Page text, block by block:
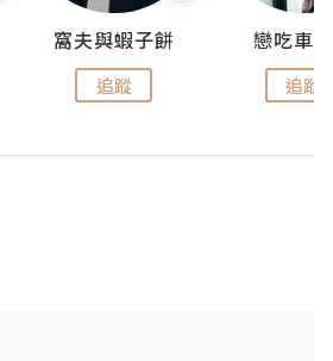
窩夫與蝦子餅
追蹤
戀吃車
追蹤